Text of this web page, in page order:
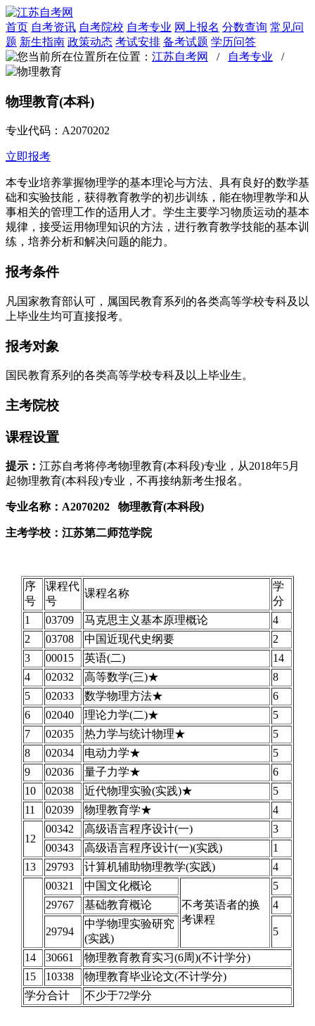
首页 自考资讯 自考院校 自考专业 网上报名 分数查询 常见问
题 新生指南 政策动态 考试安排 备考试题 学历问答
所在位置： 江苏自考网 / 自考专业 /
物理教育(本科)
专业代码：A2070202
立即报考
本专业培养掌握物理学的基本理论与方法、具有良好的数学基
础和实验技能，获得教育教学的初步训练，能在物理教学和从
事相关的管理工作的适用人才。学生主要学习物质运动的基本
规律，接受运用物理知识的方法，进行教育教学技能的基本训
练，培养分析和解决问题的能力。
报考条件
凡国家教育部认可，属国民教育系列的各类高等学校专科及以
上毕业生均可直接报考。
报考对象
国民教育系列的各类高等学校专科及以上毕业生。
主考院校
课程设置
提示： 江苏自考将停考物理教育(本科段)专业，从2018年5月
起物理教育(本科段)专业，不再接纳新考生报名。
专业名称：A2070202 物理教育(本科段)
主考学校：江苏第二师范学院
序
号
课程代
号
课程名称
学
分
1
03709 马克思主义基本原理概论
4
2
03708 中国近现代史纲要
2
3
00015 英语(二)
14
4
02032 高等数学(三)★
8
5
02033 数学物理方法★
6
6
02040 理论力学(二)★
5
7
02035 热力学与统计物理★
5
8
02034 电动力学★
5
9
02036 量子力学★
6
10
02038 近代物理实验(实践)★
5
11
02039 物理教育学★ 4
12
00342 高级语言程序设计(一)
3
00343
高级语言程序设计(一)(实践)
1
13
29793 计算机辅助物理教学(实践)
4
00321
中国文化概论
不考英语者的换
考课程
5
29767
基础教育概论 4
29794
中学物理实验研究
(实践)
5
14 30661
物理教育教育实习(6周)(不计学分)
15
10338
物理教育毕业论文(不计学分)
学分合计
不少于72学分